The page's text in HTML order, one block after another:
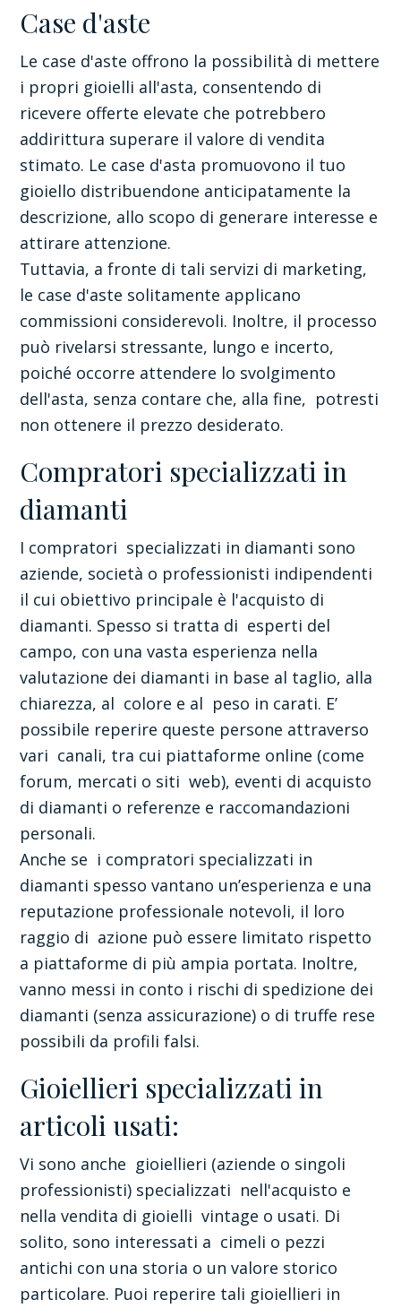
Case d'aste
Le case d'aste offrono la possibilità di mettere
i propri gioielli all'asta, consentendo di
ricevere offerte elevate che potrebbero
addirittura superare il valore di vendita
stimato. Le case d'asta promuovono il tuo
gioiello distribuendone anticipatamente la
descrizione, allo scopo di generare interesse e
attirare attenzione.
Tuttavia, a fronte di tali servizi di marketing,
le case d'aste solitamente applicano
commissioni considerevoli. Inoltre, il processo
può rivelarsi stressante, lungo e incerto,
poiché occorre attendere lo svolgimento
dell'asta, senza contare che, alla fine, potresti
non ottenere il prezzo desiderato.
Compratori specializzati in
diamanti
I compratori specializzati in diamanti sono
aziende, società o professionisti indipendenti
il cui obiettivo principale è l'acquisto di
diamanti. Spesso si tratta di esperti del
campo, con una vasta esperienza nella
valutazione dei diamanti in base al taglio, alla
chiarezza, al colore e al peso in carati. E’
possibile reperire queste persone attraverso
vari canali, tra cui piattaforme online (come
forum, mercati o siti web), eventi di acquisto
di diamanti o referenze e raccomandazioni
personali.
Anche se i compratori specializzati in
diamanti spesso vantano un’esperienza e una
reputazione professionale notevoli, il loro
raggio di azione può essere limitato rispetto
a piattaforme di più ampia portata. Inoltre,
vanno messi in conto i rischi di spedizione dei
diamanti (senza assicurazione) o di truffe rese
possibili da profili falsi.
Gioiellieri specializzati in
articoli usati:
Vi sono anche gioiellieri (aziende o singoli
professionisti) specializzati nell'acquisto e
nella vendita di gioielli vintage o usati. Di
solito, sono interessati a cimeli o pezzi
antichi con una storia o un valore storico
particolare. Puoi reperire tali gioiellieri in